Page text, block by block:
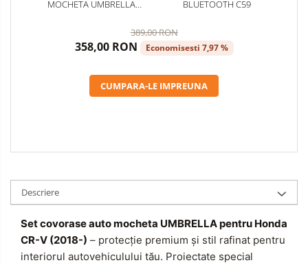
Cabluri Pornire
MOCHETA UMBRELLA
BLUETOOTH C59
389,00 RON
358,00 RON Economisesti 7,97 %
CUMPARA-LE IMPREUNA
Descriere
Set covorase auto mocheta UMBRELLA pentru Honda
CR-V (2018-) – protecție premium și stil rafinat pentru
interiorul autovehiculului tău. Proiectate special